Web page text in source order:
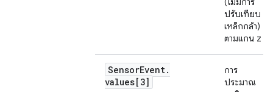
ปรับเทียบ
เหล็กกล้า)
ตามแกน z
SensorEvent.
values[3]
การ
ประมาณ